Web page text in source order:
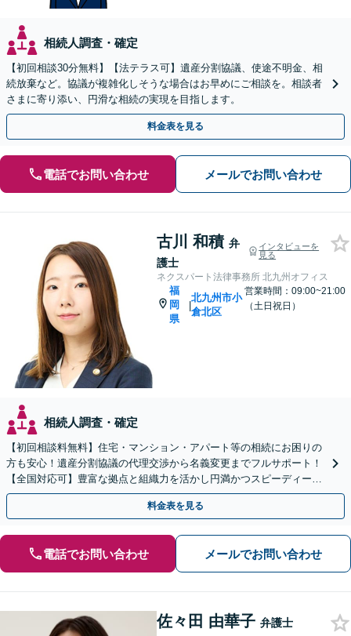
相続人調査・確定
【初回相談30分無料】【法テラス可】遺産分割協議、使途不明金、相
続放棄など。協議が複雑化しそうな場合はお早めにご相談を。相談者
さまに寄り添い、円滑な相続の実現を目指します。
料金表を見る
電話でお問い合わせ メールでお問い合わせ
古川 和積 弁
護士
インタビューを
見る
ネクスパート法律事務所 北九州オフィス
福
岡
県
|
北九州市小
倉北区
営業時間：09:00~21:00
（土日祝日）
相続人調査・確定
【初回相談料無料】住宅・マンション・アパート等の相続にお困りの
方も安心！遺産分割協議の代理交渉から名義変更までフルサポート！
【全国対応可】豊富な拠点と組織力を活かし円満かつスピーディーに
相続手続きをお手伝いします【取扱い実績2000件以上】
料金表を見る
電話でお問い合わせ メールでお問い合わせ
佐々田 由華子 弁護士